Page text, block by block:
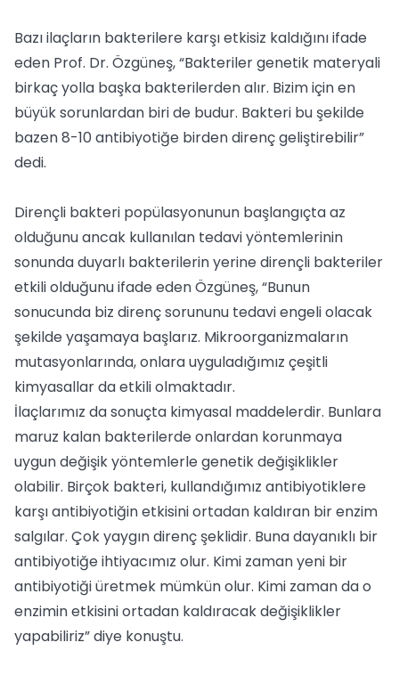
Bazı ilaçların bakterilere karşı etkisiz kaldığını ifade
eden Prof. Dr. Özgüneş, “Bakteriler genetik materyali
birkaç yolla başka bakterilerden alır. Bizim için en
büyük sorunlardan biri de budur. Bakteri bu şekilde
bazen 8-10 antibiyotiğe birden direnç geliştirebilir”
dedi.
Dirençli bakteri popülasyonunun başlangıçta az
olduğunu ancak kullanılan tedavi yöntemlerinin
sonunda duyarlı bakterilerin yerine dirençli bakteriler
etkili olduğunu ifade eden Özgüneş, “Bunun
sonucunda biz direnç sorununu tedavi engeli olacak
şekilde yaşamaya başlarız. Mikroorganizmaların
mutasyonlarında, onlara uyguladığımız çeşitli
kimyasallar da etkili olmaktadır.
İlaçlarımız da sonuçta kimyasal maddelerdir. Bunlara
maruz kalan bakterilerde onlardan korunmaya
uygun değişik yöntemlerle genetik değişiklikler
olabilir. Birçok bakteri, kullandığımız antibiyotiklere
karşı antibiyotiğin etkisini ortadan kaldıran bir enzim
salgılar. Çok yaygın direnç şeklidir. Buna dayanıklı bir
antibiyotiğe ihtiyacımız olur. Kimi zaman yeni bir
antibiyotiği üretmek mümkün olur. Kimi zaman da o
enzimin etkisini ortadan kaldıracak değişiklikler
yapabiliriz” diye konuştu.